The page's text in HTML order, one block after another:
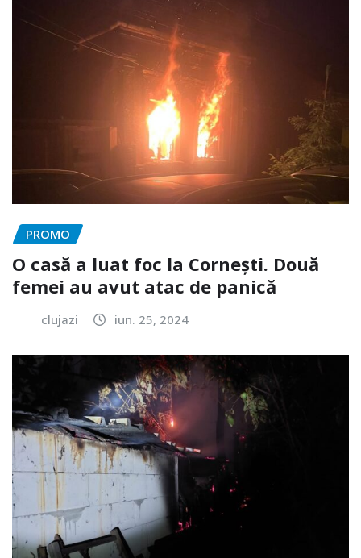
PROMO
O casă a luat foc la Cornești. Două
femei au avut atac de panică
clujazi iun. 25, 2024